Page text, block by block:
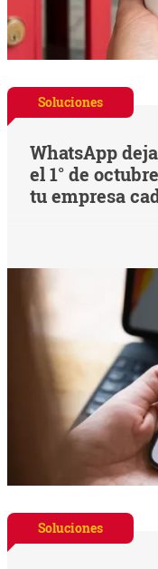
Soluciones
WhatsApp
el 1° de
tu empresa
Soluciones